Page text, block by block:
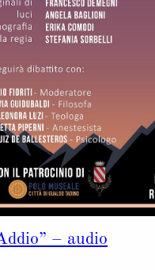
– audio